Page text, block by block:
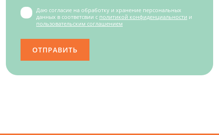
Даю согласие на обработку и хранение персональных
данных в соответсвии с политикой конфиденциальности и
пользовательским соглашением
ОТПРАВИТЬ